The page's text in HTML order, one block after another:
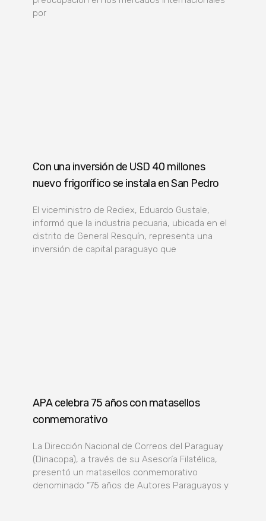
por
Con una inversión de USD 40 millones
nuevo frigorífico se instala en San Pedro
El viceministro de Rediex, Eduardo Gustale,
informó que la industria pecuaria, ubicada en el
distrito de General Resquín, representa una
inversión de capital paraguayo que
APA celebra 75 años con matasellos
conmemorativo
La Dirección Nacional de Correos del Paraguay
(Dinacopa), a través de su Asesoría Filatélica,
presentó un matasellos conmemorativo
denominado “75 años de Autores Paraguayos y